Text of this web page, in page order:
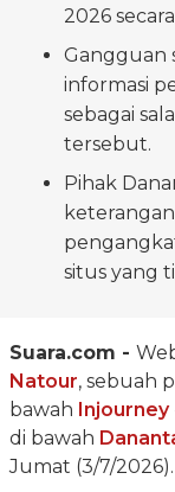
2026
Gangguan
informasi
sebagai
tersebut.
Pihak
situs yang
Suara.com -
Natour, sebuah
bawah Injourney
di bawah
Jumat (3/7/2026).